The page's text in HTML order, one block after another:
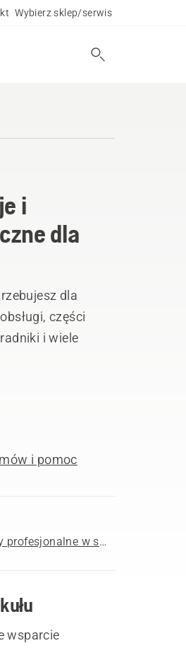
Wybierz sklep/serwis
i
dla
dla
części
i wiele
i pomoc
Zobacz wszystkie Ridery profesjonalne w sprzedaży
wsparcie